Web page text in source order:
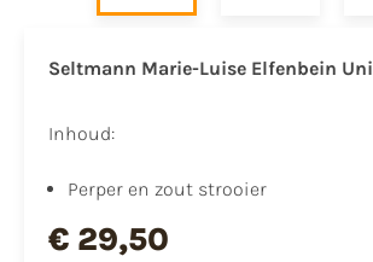
Seltmann Marie-Luise Elfenbein Uni
Inhoud:
Perper en zout strooier
€ 29,50